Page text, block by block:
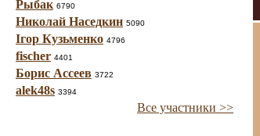
Рыбак 6790
Николай Наседкин 5090
Ігор Кузьменко 4796
fischer 4401
Борис Ассеев 3722
alek48s 3394
Все участники >>